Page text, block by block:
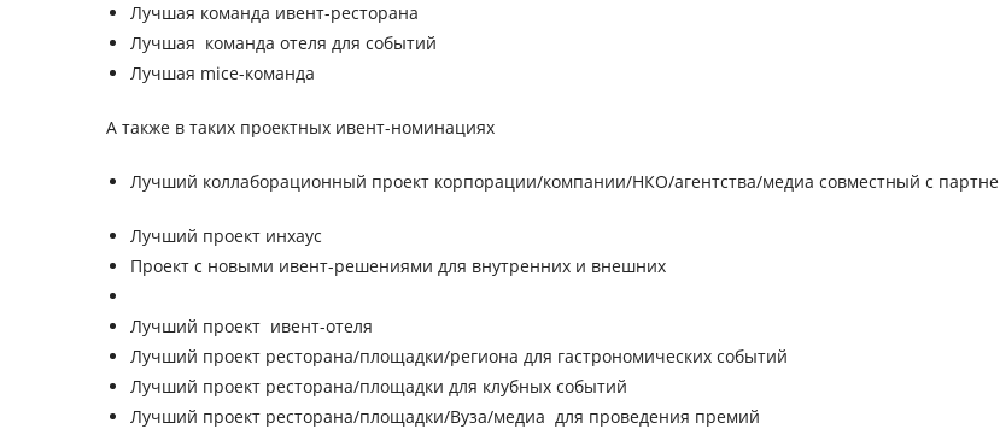
Лучшая команда ивент-ресторана
Лучшая команда отеля для событий
Лучшая mice-команда
А также в таких проектных ивент-номинациях
Лучший коллаборационный проект корпорации/компании/НКО/агентства/медиа совместный с
Лучший проект инхаус
Проект с новыми ивент-решениями для внутренних и внешних
Лучший проект ивент-отеля
Лучший проект ресторана/площадки/региона для гастрономических событий
Лучший проект ресторана/площадки для клубных событий
Лучший проект ресторана/площадки/Вуза/медиа для проведения премий